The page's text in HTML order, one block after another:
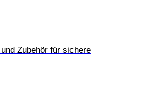
Zubehör für sichere